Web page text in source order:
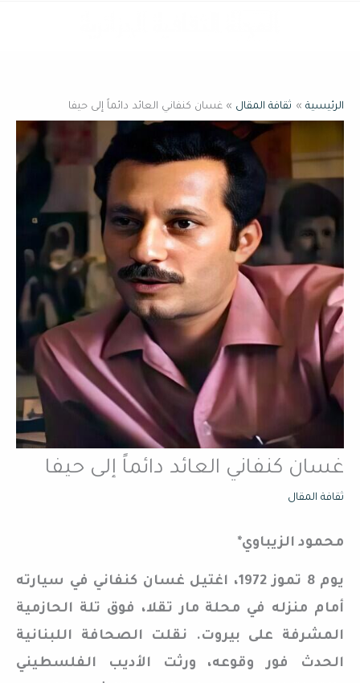
الرئيسية ثقافة المقال غسان كنفاني العائد دائماً إلى حيفا
غسان كنفاني العائد دائماً إلى حيفا
ثقافة المقال
محمود الزيباوي*
يوم 8 تموز 1972، اغتيل غسان كنفاني في سيارته
أمام منزله في محلة مار تقلا، فوق تلة الحازمية
المشرفة على بيروت. نقلت الصحافة اللبنانية
الحدث فور وقوعه، ورثت الأديب الفلسطيني